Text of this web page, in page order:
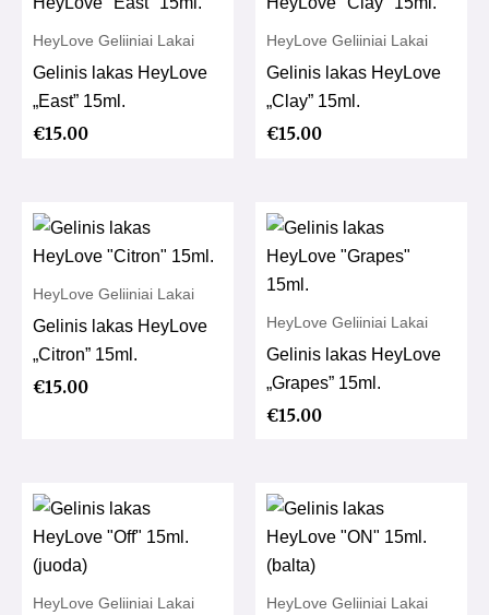
HeyLove Geliiniai Lakai
Gelinis lakas HeyLove
„East” 15ml.
€15.00
HeyLove Geliiniai Lakai
Gelinis lakas HeyLove
„Clay” 15ml.
€15.00
HeyLove Geliiniai Lakai
Gelinis lakas HeyLove
„Citron” 15ml.
€15.00
HeyLove Geliiniai Lakai
Gelinis lakas HeyLove
„Grapes” 15ml.
€15.00
HeyLove Geliiniai Lakai HeyLove Geliiniai Lakai